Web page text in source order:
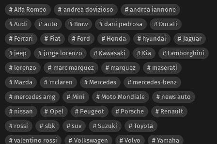
Alfa Romeo andrea dovizioso
andrea iannone
Audi
auto Bmw dani pedrosa
Ducati
Ferrari
Fiat Ford Honda hyundai
Jaguar
jeep
jorge lorenzo Kawasaki Kia
Lamborghini
lorenzo
marc marquez marquez
maserati
Mazda
mclaren Mercedes
mercedes-benz
mercedes amg
Mini Moto Mondiale
news auto
nissan
Opel Peugeot Porsche
Renault
rossi
sbk suv Suzuki
Toyota
valentino rossi
Volkswagen Volvo Yamaha